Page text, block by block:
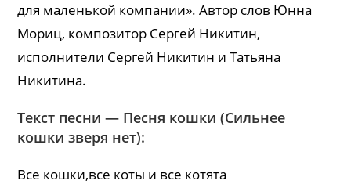
для маленькой компании». Автор слов Юнна
Мориц, композитор Сергей Никитин,
исполнители Сергей Никитин и Татьяна
Никитина.
Текст песни — Песня кошки (Сильнее
кошки зверя нет):
Все кошки,все коты и все котята